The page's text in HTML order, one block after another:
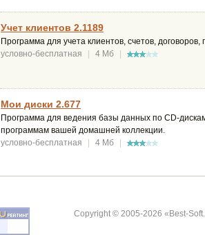
Учет клиентов 2.1189
Программа для учета клиентов, счетов, договоров,
условно-бесплатная
| 4 Мб |
Мои диски 2.677
Программа для ведения базы данных по CD-
программам вашей домашней коллекции.
условно-бесплатная
| 4 Мб |
Copyright © 2005-2026 «Best-